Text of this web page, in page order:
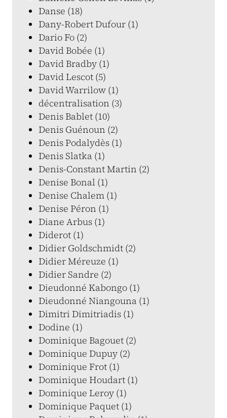
Danse (18)
Dany-Robert Dufour (1)
Dario Fo (2)
David Bobée (1)
David Bradby (1)
David Lescot (5)
David Warrilow (1)
décentralisation (3)
Denis Bablet (10)
Denis Guénoun (2)
Denis Podalydès (1)
Denis Slatka (1)
Denis-Constant Martin (2)
Denise Bonal (1)
Denise Chalem (1)
Denise Péron (1)
Diane Arbus (1)
Diderot (1)
Didier Goldschmidt (2)
Didier Méreuze (1)
Didier Sandre (2)
Dieudonné Kabongo (1)
Dieudonné Niangouna (1)
Dimitri Dimitriadis (1)
Dodine (1)
Dominique Bagouet (2)
Dominique Dupuy (2)
Dominique Frot (1)
Dominique Houdart (1)
Dominique Leroy (1)
Dominique Paquet (1)